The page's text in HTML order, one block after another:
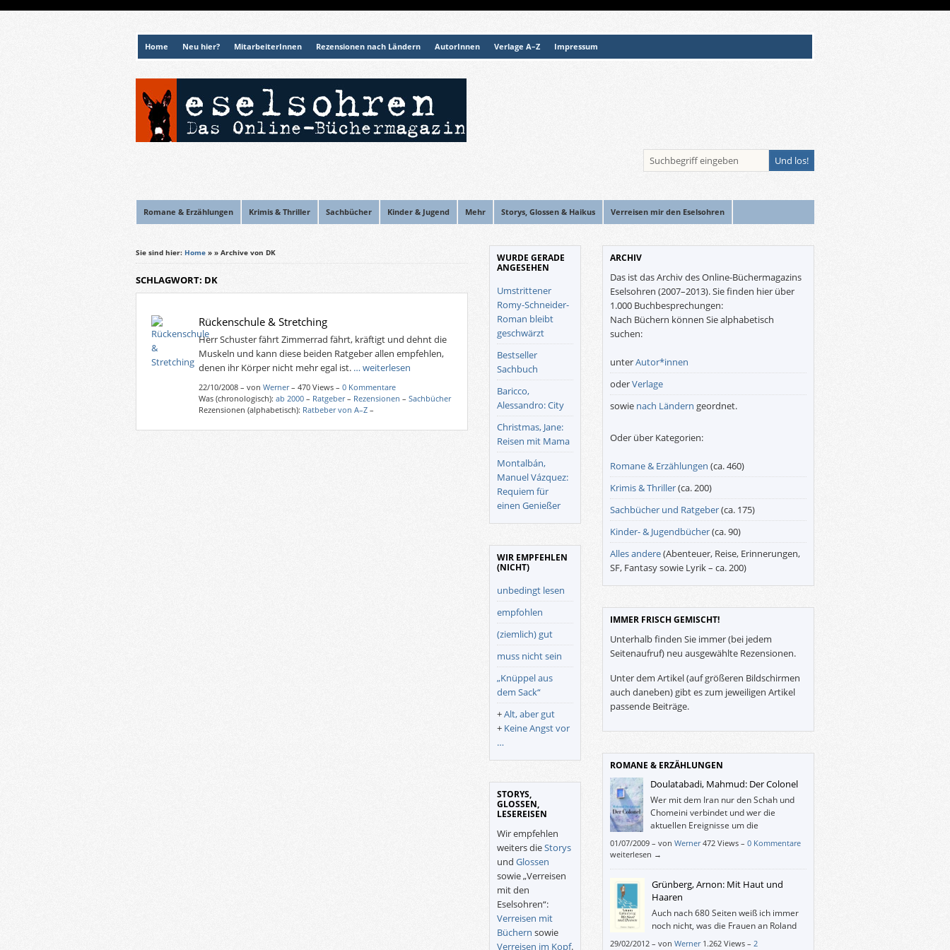
Home Neu hier? MitarbeiterInnen Rezensionen nach Ländern AutorInnen Verlage A–Z Impressum
Romane & Erzählungen Krimis & Thriller Sachbücher Kinder & Jugend Mehr Storys, Glossen & Haikus Verreisen mir den Eselsohren
Sie sind hier: Home » » Archive von DK
SCHLAGWORT: DK
Rückenschule & Stretching
Herr Schuster fährt Zimmerrad fährt, kräftigt und dehnt die
Muskeln und kann diese beiden Ratgeber allen empfehlen,
denen ihr Körper nicht mehr egal ist. … weiterlesen
22/10/2008 –vonWerner– 470 Views –0 Kommentare
Was (chronologisch):ab 2000 – Ratgeber– Rezensionen –Sachbücher
Rezensionen (alphabetisch): Ratbeber von A–Z –
WURDE GERADE
ANGESEHEN
Umstrittener
Romy-Schneider-
Roman bleibt
geschwärzt
Bestseller
Sachbuch
Baricco,
Alessandro: City
Christmas, Jane:
Reisen mit Mama
Montalbán,
Manuel Vázquez:
Requiem für
einen Genießer
WIR EMPFEHLEN
(NICHT)
unbedingt lesen
empfohlen
(ziemlich) gut
muss nicht sein
„Knüppel aus
dem Sack“
+Alt, aber gut
+ Keine Angst vor
…
STORYS,
GLOSSEN,
LESEREISEN
Wir empfehlen
weiters dieStorys
und Glossen
sowie „Verreisen
mit den
Eselsohren“:
Verreisen mit
Büchern sowie
Verreisen im Kopf.
ARCHIV
Das ist das Archiv des Online-Büchermagazins
Eselsohren (2007–2013). Sie finden hier über
1.000 Buchbesprechungen:
Nach Büchern können Sie alphabetisch
suchen:
unterAutor*innen
oderVerlage
sowie nach Ländern geordnet.
Oder über Kategorien:
Romane & Erzählungen (ca. 460)
Krimis & Thriller(ca. 200)
Sachbücher und Ratgeber(ca. 175)
Kinder- & Jugendbücher(ca. 90)
Alles andere(Abenteuer, Reise, Erinnerungen,
SF, Fantasy sowie Lyrik – ca. 200)
IMMER FRISCH GEMISCHT!
Unterhalb finden Sie immer (bei jedem
Seitenaufruf) neu ausgewählte Rezensionen.
Unter dem Artikel (auf größeren Bildschirmen
auch daneben) gibt es zum jeweiligen Artikel
passende Beiträge.
ROMANE & ERZÄHLUNGEN
Doulatabadi, Mahmud: Der Colonel
Wer mit dem Iran nur den Schah und
Chomeini verbindet und wer die
aktuellen Ereignisse um die
Präsidentschaftswahl beobachtet, wird
mit diesem Buch verstehen, was die Menschen
01/07/2009 – von Werner 472 Views – 0 Kommentare
weiterlesen →
Grünberg, Arnon: Mit Haut und
Haaren
Auch nach 680 Seiten weiß ich immer
noch nicht, was die Frauen an Roland
finden, ich habe auch nicht
29/02/2012 – von Werner 1.262 Views – 2